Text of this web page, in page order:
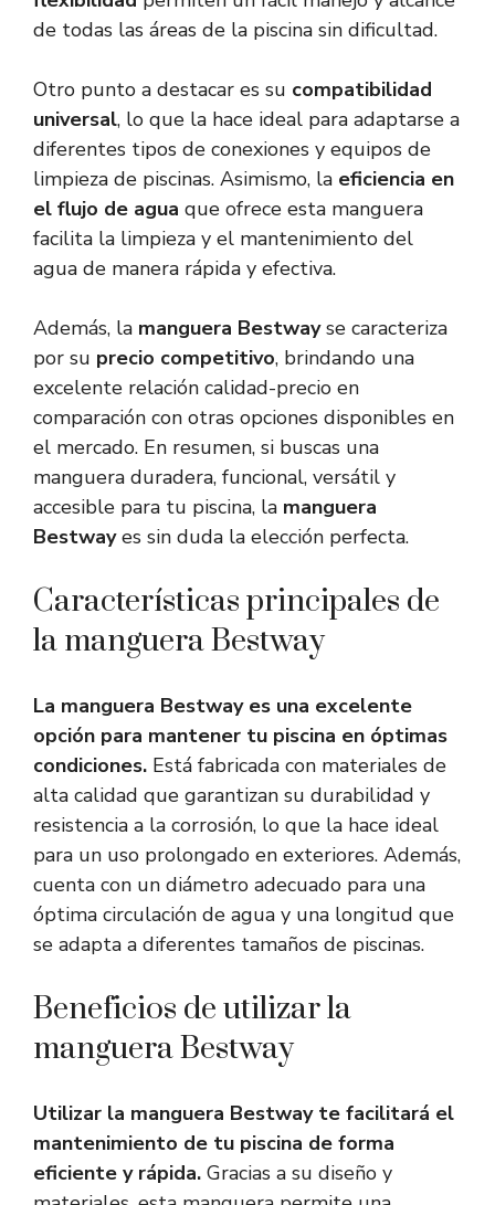
de todas las áreas de la piscina sin dificultad.
Otro punto a destacar es su compatibilidad
universal, lo que la hace ideal para adaptarse a
diferentes tipos de conexiones y equipos de
limpieza de piscinas. Asimismo, la eficiencia en
el flujo de agua que ofrece esta manguera
facilita la limpieza y el mantenimiento del
agua de manera rápida y efectiva.
Además, la manguera Bestwayse caracteriza
por su precio competitivo, brindando una
excelente relación calidad-precio en
comparación con otras opciones disponibles en
el mercado. En resumen, si buscas una
manguera duradera, funcional, versátil y
accesible para tu piscina, la manguera
Bestwayes sin duda la elección perfecta.
Características principales de
la manguera Bestway
La manguera Bestway es una excelente
opción para mantener tu piscina en óptimas
condiciones. Está fabricada con materiales de
alta calidad que garantizan su durabilidad y
resistencia a la corrosión, lo que la hace ideal
para un uso prolongado en exteriores. Además,
cuenta con un diámetro adecuado para una
óptima circulación de agua y una longitud que
se adapta a diferentes tamaños de piscinas.
Beneficios de utilizar la
manguera Bestway
Utilizar la manguera Bestway te facilitará el
mantenimiento de tu piscina de forma
eficiente y rápida. Gracias a su diseño y